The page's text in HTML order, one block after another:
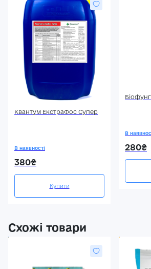
Квантум ЕкстраФос Супер
В наявності
380₴
Купити
В
280₴
Схожі товари